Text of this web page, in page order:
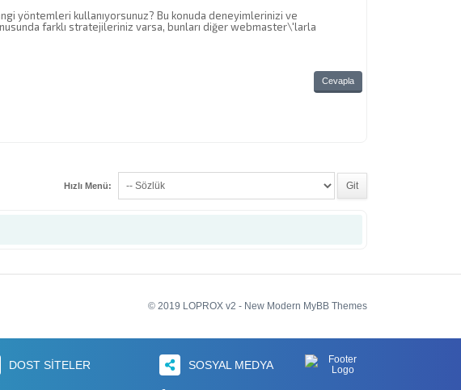
yöntemleri kullanıyorsunuz? Bu konuda deneyimlerinizi ve
farklı stratejileriniz varsa, bunları diğer webmaster\'larla
Cevapla
Hızlı Menü:
© 2019 LOPROX v2 - New Modern MyBB Themes
DOST SITELER SOSYAL MEDYA